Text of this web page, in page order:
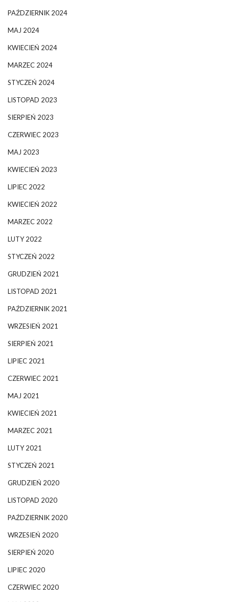
PAŹDZIERNIK 2024
MAJ 2024
KWIECIEŃ 2024
MARZEC 2024
STYCZEŃ 2024
LISTOPAD 2023
SIERPIEŃ 2023
CZERWIEC 2023
MAJ 2023
KWIECIEŃ 2023
LIPIEC 2022
KWIECIEŃ 2022
MARZEC 2022
LUTY 2022
STYCZEŃ 2022
GRUDZIEŃ 2021
LISTOPAD 2021
PAŹDZIERNIK 2021
WRZESIEŃ 2021
SIERPIEŃ 2021
LIPIEC 2021
CZERWIEC 2021
MAJ 2021
KWIECIEŃ 2021
MARZEC 2021
LUTY 2021
STYCZEŃ 2021
GRUDZIEŃ 2020
LISTOPAD 2020
PAŹDZIERNIK 2020
WRZESIEŃ 2020
SIERPIEŃ 2020
LIPIEC 2020
CZERWIEC 2020